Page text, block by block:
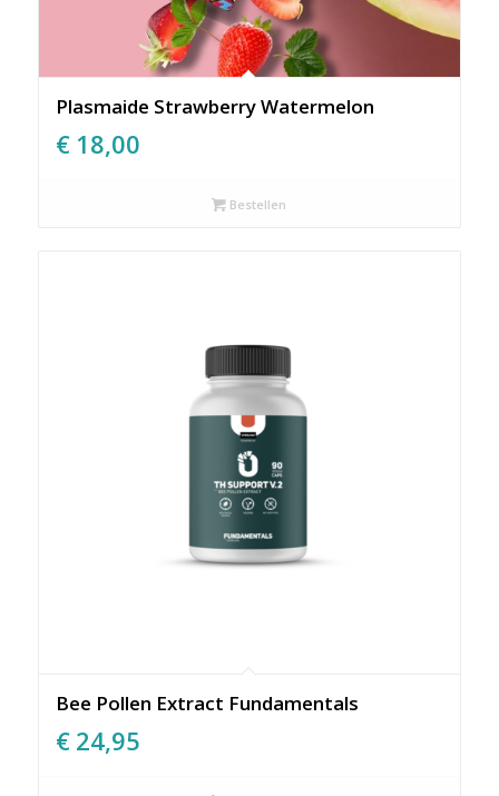
Plasmaide Strawberry Watermelon
€ 18,00
Bestellen
Bee Pollen Extract Fundamentals
€ 24,95